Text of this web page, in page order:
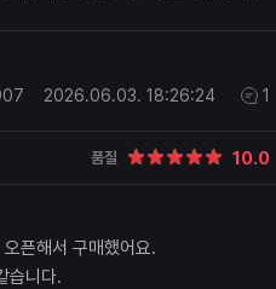
2026.06.03. 18:26:24 1
품질 10.0
픈해서 구매했어요.
습니다.